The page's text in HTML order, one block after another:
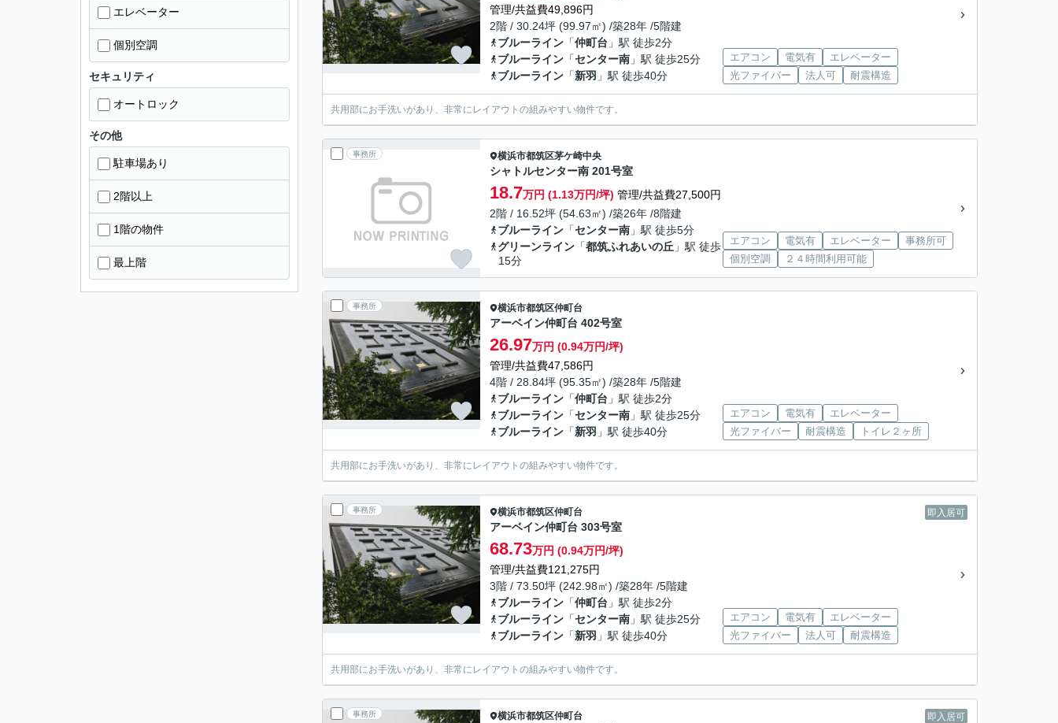
管理/共益費49,896円
2階 / 30.24坪 (99.97㎡) /築28年 /5階建
ブルーライン 「仲町台 」駅 徒歩2分
ブルーライン 「センター南 」駅 徒歩25分
ブルーライン 「新羽 」駅 徒歩40分
エアコン 電気有
エレベーター
光ファイバー
法人可 耐震構造
共用部にお手洗いがあり、非常にレイアウトの組みやすい物件です。
事務所 横浜市都筑区茅ケ崎中央
シャトルセンター南 201号室
18.7万円 (1.13万円/坪) 管理/共益費27,500円
2階 / 16.52坪 (54.63㎡) /築26年 /8階建
ブルーライン 「センター南 」駅 徒歩5分
グリーンライン 「都筑ふれあいの丘 」駅 徒歩
15分
エアコン 電気有 エレベーター
事務所可
個別空調
２４時間利用可能
事務所 横浜市都筑区仲町台
アーベイン仲町台 402号室
26.97万円 (0.94万円/坪)
管理/共益費47,586円
4階 / 28.84坪 (95.35㎡) /築28年 /5階建
ブルーライン 「仲町台 」駅 徒歩2分
ブルーライン 「センター南 」駅 徒歩25分
ブルーライン 「新羽 」駅 徒歩40分
エアコン 電気有
エレベーター
光ファイバー
耐震構造 トイレ２ヶ所
共用部にお手洗いがあり、非常にレイアウトの組みやすい物件です。
事務所 即入居可
横浜市都筑区仲町台
アーベイン仲町台 303号室
68.73万円 (0.94万円/坪)
管理/共益費121,275円
3階 / 73.50坪 (242.98㎡) /築28年 /5階建
ブルーライン 「仲町台 」駅 徒歩2分
ブルーライン 「センター南 」駅 徒歩25分
ブルーライン 「新羽 」駅 徒歩40分
エアコン 電気有
エレベーター
光ファイバー
法人可 耐震構造
共用部にお手洗いがあり、非常にレイアウトの組みやすい物件です。
事務所 即入居可
横浜市都筑区仲町台
エレベーター
個別空調
セキュリティ
オートロック
その他
駐車場あり
2階以上
1階の物件
最上階